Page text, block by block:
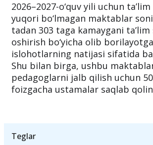
2026–2027-o‘quv yili uchun
yuqori bo‘lmagan maktablar
tadan 303 taga kamaygani
oshirish bo‘yicha olib
islohotlarning natijasi sifatida
Shu bilan birga, ushbu
pedagoglarni jalb qilish uchun
foizgacha ustamalar saqlab
Teglar